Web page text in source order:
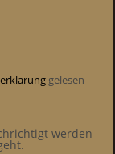
gelesen
werden